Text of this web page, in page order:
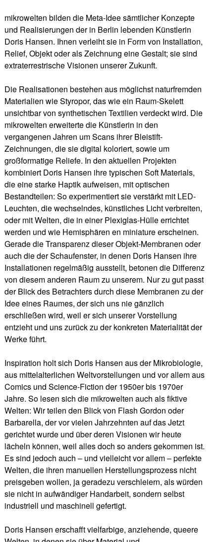
mikrowelten bilden die Meta-Idee sämtlicher Konzepte
und Realisierungen der in Berlin lebenden Künstlerin
Doris Hansen. Ihnen verleiht sie in Form von Installation,
Relief, Objekt oder als Zeichnung eine Gestalt; sie sind
extraterrestrische Visionen unserer Zukunft.
Die Realisationen bestehen aus möglichst naturfremden
Materialien wie Styropor, das wie ein Raum-Skelett
unsichtbar von synthetischen Textilien verdeckt wird. Die
mikrowelten erweiterte die Künstlerin in den
vergangenen Jahren um Scans ihrer Bleistift-
Zeichnungen, die sie digital koloriert, sowie um
großformatige Reliefe. In den aktuellen Projekten
kombiniert Doris Hansen ihre typischen Soft Materials,
die eine starke Haptik aufweisen, mit optischen
Bestandteilen: So experimentiert sie verstärkt mit LED-
Leuchten, die wechselndes, künstliches Licht verbreiten,
oder mit Welten, die in einer Plexiglas-Hülle errichtet
werden und wie Hemisphären en miniature erscheinen.
Gerade die Transparenz dieser Objekt-Membranen oder
auch die der Schaufenster, in denen Doris Hansen ihre
Installationen regelmäßig ausstellt, betonen die Differenz
von diesem anderen Raum zu unserem. Nur zu gut passt
der Blick des Betrachters durch diese Membranen zu der
Idee eines Raumes, der sich uns nie gänzlich
erschließen wird, weil er sich unserer Vorstellung
entzieht und uns zurück zu der konkreten Materialität der
Werke führt.
Inspiration holt sich Doris Hansen aus der Mikrobiologie,
aus mittelalterlichen Weltvorstellungen und vor allem aus
Comics und Science-Fiction der 1950er bis 1970er
Jahre. So lesen sich die mikrowelten auch als fiktive
Welten: Wir teilen den Blick von Flash Gordon oder
Barbarella, der vor vielen Jahrzehnten auf das Jetzt
gerichtet wurde und über deren Visionen wir heute
lächeln können, weil alles doch so anders gekommen ist.
Es sind jedoch auch – und vielleicht vor allem – perfekte
Welten, die ihren manuellen Herstellungsprozess nicht
preisgeben wollen, ja geradezu verschleiern, als würden
sie nicht in aufwändiger Handarbeit, sondern selbst
industriell und maschinell gefertigt.
Doris Hansen erschafft vielfarbige, anziehende, queere